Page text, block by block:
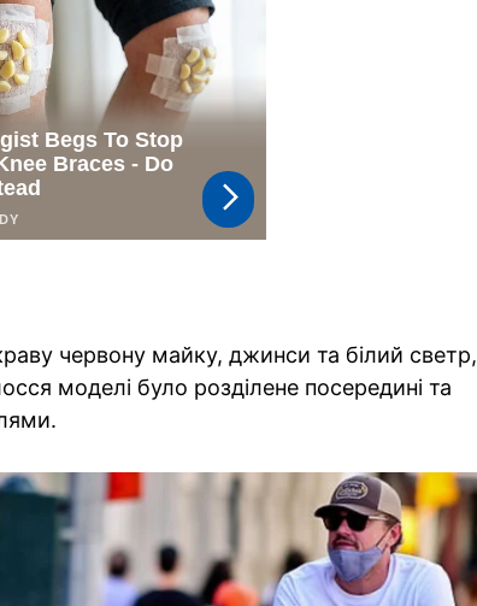
червону майку, джинси та білий светр,
моделі було розділене посередині та